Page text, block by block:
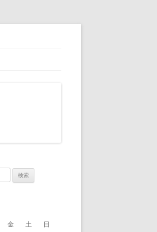
金 土
日